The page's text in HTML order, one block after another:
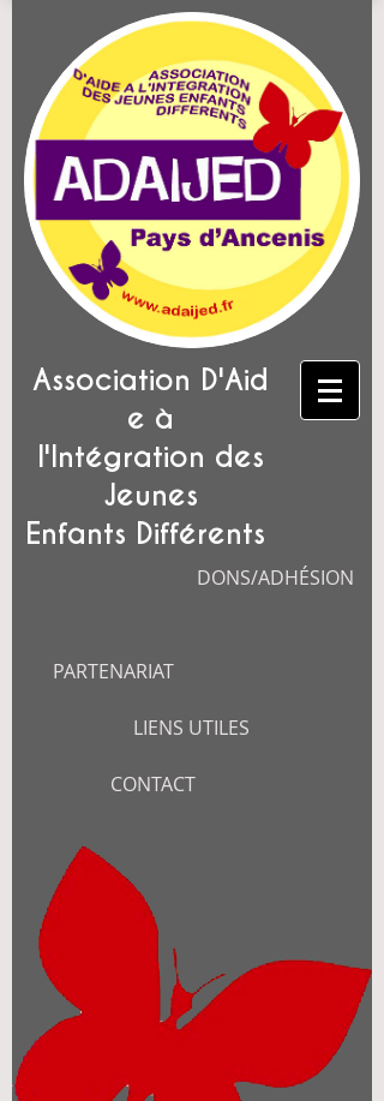
Association D'Aid
e à
l'Intégration des
Jeunes
Enfants Différents
DONS/ADHÉSION
PARTENARIAT
LIENS UTILES
CONTACT